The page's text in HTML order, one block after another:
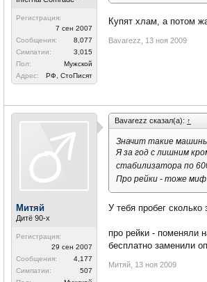
Регистрация:
7 сен 2007
Сообщения:
8,077
Симпатии:
3,015
Пол:
Мужской
Адрес:
РФ, СтоПисят
Купят хлам, а потом
Bavarezz 13 ноя 2009
Митяй
Дитё 90-х
Регистрация:
29 сен 2007
Сообщения:
4,177
Симпатии:
507
Bavarezz сказал(а): ↑
Значит такие машины
Я за год с лишним
стабилизатора по
Про рейки - тоже миф
У тебя пробег
про рейки - поменяли
бесплатно заменили
Митяй 13 ноя 2009